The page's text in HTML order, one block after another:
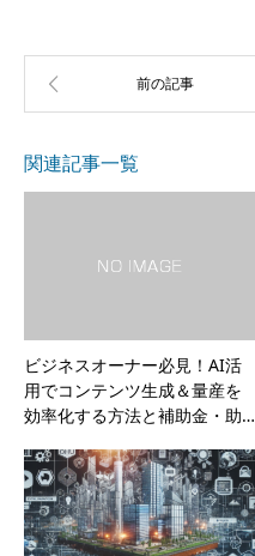
関連記事一覧
ビジネスオーナー必見！AI活
用でコンテンツ生成＆量産を
効率化する方法と補助金・助…